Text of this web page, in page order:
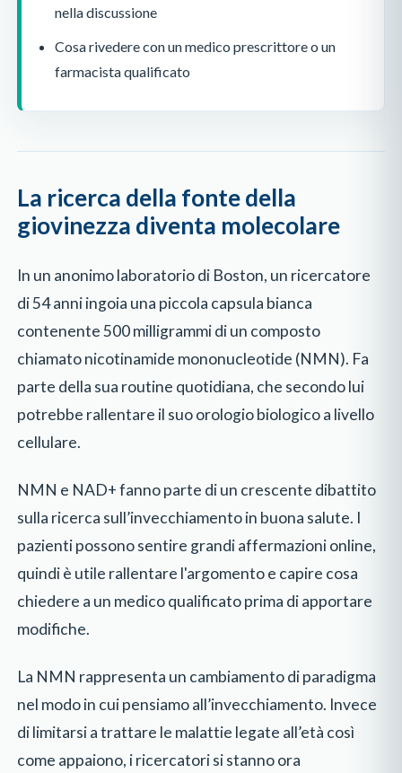
nella discussione
Cosa rivedere con un medico prescrittore o un
farmacista qualificato
La ricerca della fonte della
giovinezza diventa molecolare
In un anonimo laboratorio di Boston, un ricercatore
di 54 anni ingoia una piccola capsula bianca
contenente 500 milligrammi di un composto
chiamato nicotinamide mononucleotide (NMN). Fa
parte della sua routine quotidiana, che secondo lui
potrebbe rallentare il suo orologio biologico a livello
cellulare.
NMN e NAD+ fanno parte di un crescente dibattito
sulla ricerca sull’invecchiamento in buona salute. I
pazienti possono sentire grandi affermazioni online,
quindi è utile rallentare l'argomento e capire cosa
chiedere a un medico qualificato prima di apportare
modifiche.
La NMN rappresenta un cambiamento di paradigma
nel modo in cui pensiamo all’invecchiamento. Invece
di limitarsi a trattare le malattie legate all’età così
come appaiono, i ricercatori si stanno ora